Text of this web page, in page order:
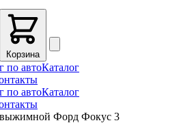
Корзина
по автоКаталог
по автоКаталог
Форд Фокус 3